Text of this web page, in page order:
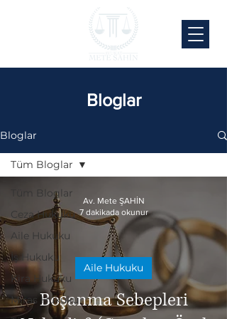
Bloglar
Bloglar
Tüm Bloglar
Ceza Hukuku
Aile Hukuku
İş Hukuku
Kira Hukuku
Miras Hukuku
Tüm Bloglar
Boşanma Sebepleri
Aile Hukuku
Av. Mete ŞAHİN
7 dakikada okunur